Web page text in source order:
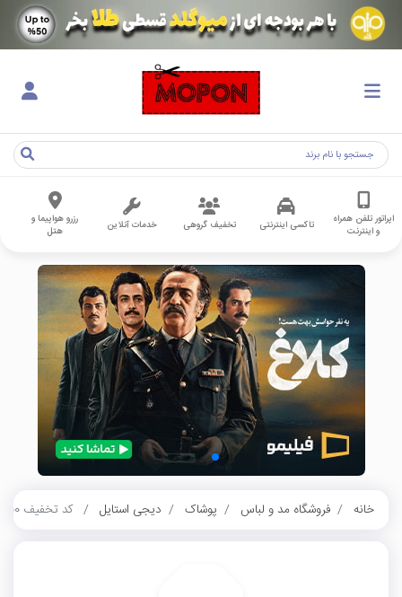
اپراتور تلفن همراه
و اینترنت
تاکسی اینترنتی تخفیف گروهی خدمات آنلاین
رزرو هواپیما و
هتل
خانه فروشگاه مد و لباس پوشاک دیجی استایل کد تخفیف 100 هزار تومانی برند برنس دیجی استایل